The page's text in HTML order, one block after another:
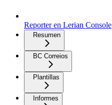
Reporter en Lerian Console
Resumen
BC Correios
Plantillas
Informes